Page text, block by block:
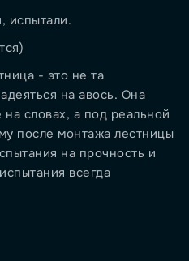
испытали.
- это не та
на авось. Она
словах, а под реальной
после монтажа лестницы
на прочность и
всегда